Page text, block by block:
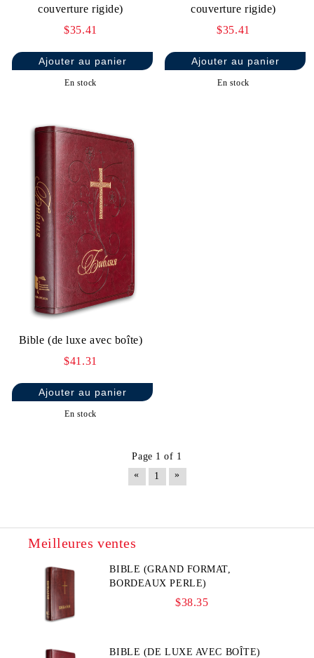
couverture rigide)
$35.41
En stock
couverture rigide)
$35.41
En stock
Bible (de luxe avec boîte)
$41.31
En stock
Page 1 of 1
«
1 »
Meilleures ventes
BIBLE (GRAND FORMAT,
BORDEAUX PERLE)
$38.35
BIBLE (DE LUXE AVEC BOÎTE)